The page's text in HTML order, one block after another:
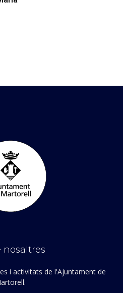
nosaltres
i activitats de l'Ajuntament de